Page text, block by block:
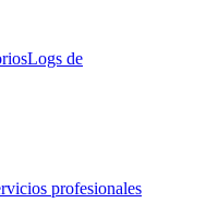
Logs de
profesionales